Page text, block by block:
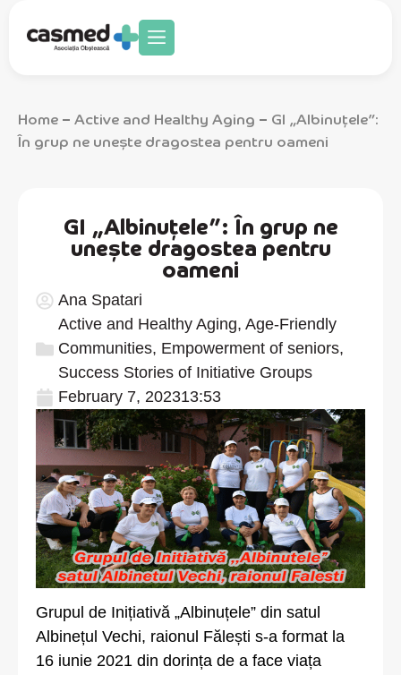
Home – Active and Healthy Aging – GI „Albinuțele”:
În grup ne unește dragostea pentru oameni
GI „Albinuțele”: În grup ne
unește dragostea pentru
oameni
Ana Spatari
Active and Healthy Aging, Age-Friendly
Communities, Empowerment of seniors,
Success Stories of Initiative Groups
February 7, 202313:53
Grupul de Inițiativă „Albinuțele” din satul
Albinețul Vechi, raionul Fălești s-a format la
16 iunie 2021 din dorința de a face viața